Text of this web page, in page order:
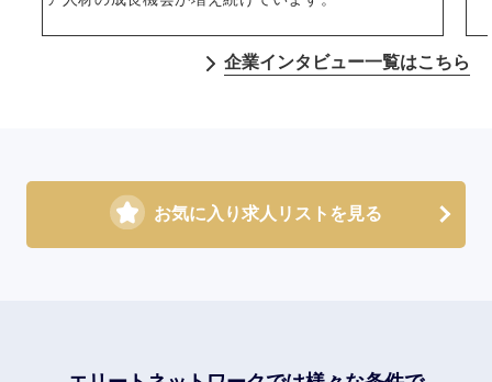
企業インタビュー一覧はこちら
お気に入り求人リストを見る